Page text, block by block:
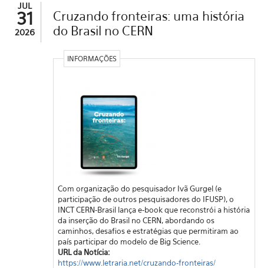
JUL
31
2026
Cruzando fronteiras: uma história
do Brasil no CERN
INFORMAÇÕES
Com organização do pesquisador Ivã Gurgel (e
participação de outros pesquisadores do IFUSP), o
INCT CERN-Brasil lança e-book que reconstrói a história
da inserção do Brasil no CERN, abordando os
caminhos, desafios e estratégias que permitiram ao
país participar do modelo de Big Science.
URL da Notícia:
https://www.letraria.net/cruzando-fronteiras/